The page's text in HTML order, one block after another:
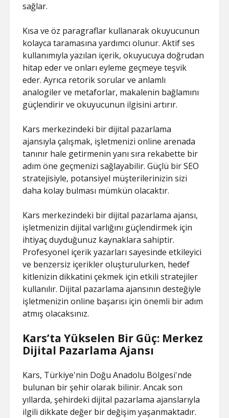
sağlar.
Kısa ve öz paragraflar kullanarak okuyucunun
kolayca taramasına yardımcı olunur. Aktif ses
kullanımıyla yazılan içerik, okuyucuya doğrudan
hitap eder ve onları eyleme geçmeye teşvik
eder. Ayrıca retorik sorular ve anlamlı
analogiler ve metaforlar, makalenin bağlamını
güçlendirir ve okuyucunun ilgisini artırır.
Kars merkezindeki bir dijital pazarlama
ajansıyla çalışmak, işletmenizi online arenada
tanınır hale getirmenin yanı sıra rekabette bir
adım öne geçmenizi sağlayabilir. Güçlü bir SEO
stratejisiyle, potansiyel müşterilerinizin sizi
daha kolay bulması mümkün olacaktır.
Kars merkezindeki bir dijital pazarlama ajansı,
işletmenizin dijital varlığını güçlendirmek için
ihtiyaç duyduğunuz kaynaklara sahiptir.
Profesyonel içerik yazarları sayesinde etkileyici
ve benzersiz içerikler oluşturulurken, hedef
kitlenizin dikkatini çekmek için etkili stratejiler
kullanılır. Dijital pazarlama ajansının desteğiyle
işletmenizin online başarısı için önemli bir adım
atmış olacaksınız.
Kars’ta Yükselen Bir Güç: Merkez
Dijital Pazarlama Ajansı
Kars, Türkiye'nin Doğu Anadolu Bölgesi'nde
bulunan bir şehir olarak bilinir. Ancak son
yıllarda, şehirdeki dijital pazarlama ajanslarıyla
ilgili dikkate değer bir değişim yaşanmaktadır.